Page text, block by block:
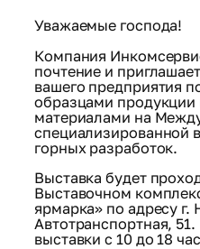
Уважаемые господа!
Компания
почтение и
вашего предприятия
образцами
материалами на
специализированной
горных разработок.
Выставка будет
Выставочном
ярмарка» по адресу г.
Автотранспортная,
выставки с 10 до 18